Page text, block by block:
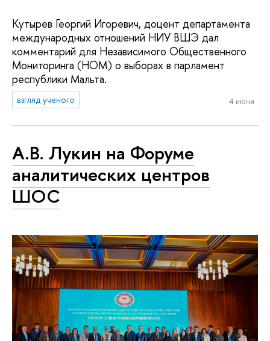
Кутырев Георгий Игоревич, доцент департамента
международных отношений НИУ ВШЭ дал
комментарий для Независимого Общественного
Мониторинга (НОМ) о выборах в парламент
республики Мальта.
взгляд ученого 4 июня
А.В. Лукин на Форуме
аналитических центров
ШОС